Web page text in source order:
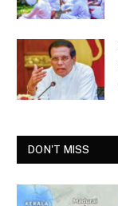
DON'T MISS